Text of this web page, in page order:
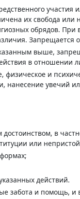
участия
их свобода
обрядов.
Запрещается
выше,
в отношении
физическое и
нанесение увечий
достоинством, в
или
действий.
забота и помощь, и